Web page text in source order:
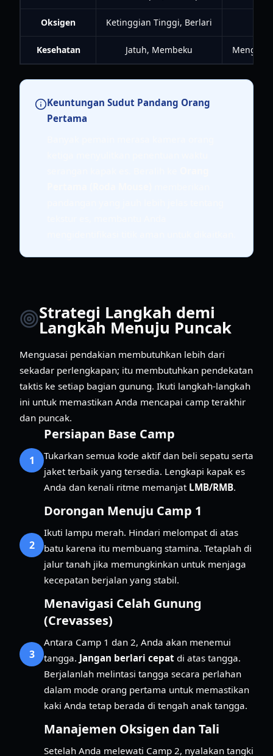
Oksigen Ketinggian Tinggi, Berlari
Kesehatan Jatuh, Membeku
Keuntungan Sudut Pandang Orang
Pertama
Strategi Langkah demi
Langkah Menuju Puncak
Menguasai pendakian membutuhkan lebih dari
sekadar perlengkapan; itu membutuhkan pendekatan
taktis ke setiap bagian gunung. Ikuti langkah-langkah
ini untuk memastikan Anda mencapai camp terakhir
dan puncak.
1
Persiapan Base Camp
Tukarkan semua kode aktif dan beli sepatu serta
jaket terbaik yang tersedia. Lengkapi kapak es
Anda dan kenali ritme memanjat LMB/RMB.
2
Dorongan Menuju Camp 1
Ikuti lampu merah. Hindari melompat di atas
batu karena itu membuang stamina. Tetaplah di
jalur tanah jika memungkinkan untuk menjaga
kecepatan berjalan yang stabil.
3
Menavigasi Celah Gunung
(Crevasses)
Antara Camp 1 dan 2, Anda akan menemui
tangga. Jangan berlari cepat di atas tangga.
Berjalanlah melintasi tangga secara perlahan
dalam mode orang pertama untuk memastikan
kaki Anda tetap berada di tengah anak tangga.
Manajemen Oksigen dan Tali
Setelah Anda melewati Camp 2, nyalakan tangki